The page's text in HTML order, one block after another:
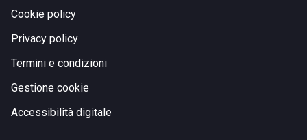
Cookie policy
Privacy policy
Termini e condizioni
Gestione cookie
Accessibilità digitale